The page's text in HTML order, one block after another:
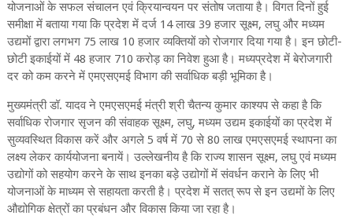
योजनाओं के सफल संचालन एवं क्रियान्वयन पर संतोष जताया है। विगत दिनों हुई
समीक्षा में बताया गया कि प्रदेश में दर्ज 14 लाख 39 हजार सूक्ष्म, लघु और मध्यम
उद्यमों द्वारा लगभग 75 लाख 10 हजार व्यक्ति‌यों को रोजगार दिया गया है। इन छोटी-
छोटी इकाईयों में 48 हजार 710 करोड़ का निवेश हुआ है। मध्यप्रदेश में बेरोजगारी
दर को कम करने में एमएसएमई विभाग की सर्वाधिक बड़ी भूमिका है।
मुख्यमंत्री डॉ. यादव ने एमएसएमई मंत्री श्री चैतन्य कुमार काश्यप से कहा है कि
सर्वाधिक रोजगार सृजन की संवाहक सूक्ष्म, लघु, मध्यम उद्यम इकाईयों का प्रदेश में
सुव्यवस्थित विकास करें और अगले 5 वर्ष में 70 से 80 लाख एमएसएमई स्थापना का
लक्ष्य लेकर कार्ययोजना बनायें। उल्लेखनीय है कि राज्य शासन सूक्ष्म, लघु एवं मध्यम
उद्योगों को सहयोग करने के साथ इनका बड़े उद्योगों में संवर्धन कराने के लिए भी
योजनाओं के माध्यम से सहायता करती है। प्रदेश में सतत् रूप से इन उद्यमों के लिए
औद्योगिक क्षेत्रों का प्रबंधन और विकास किया जा रहा है।